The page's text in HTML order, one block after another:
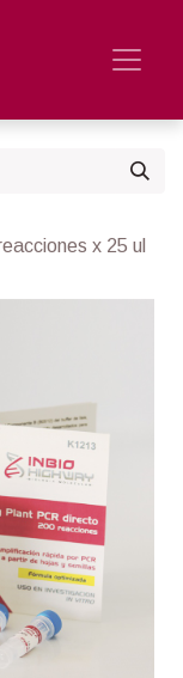
x 25 ul